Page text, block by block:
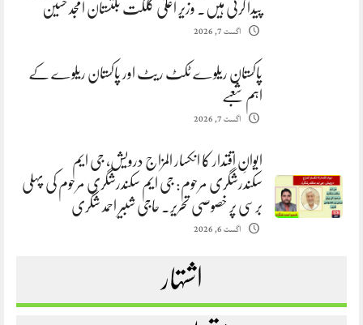
پیدا کرنی ہیں. وزیر اعلیٰ گلگت بلتستان امجد حسین
اگست 7, 2026
پاکستان ریلوے ٹکٹ ریٹ اور پاکستان ریلوے کے
اہم شعبے
اگست 7, 2026
ایوانِ اقتدار کا انکسار المزاج درویش، جی ایم
سکندرشگری مرحوم: جی ایم سکندرشگری مرحوم کی پہلی
برسی پر خصوصی تحریر. حاجی شبیر احمد شگری
اگست 6, 2026
اشتہار